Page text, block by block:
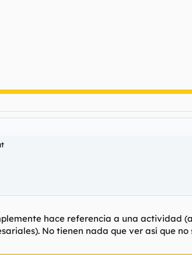
hace referencia a una actividad
No tienen nada que ver así que no